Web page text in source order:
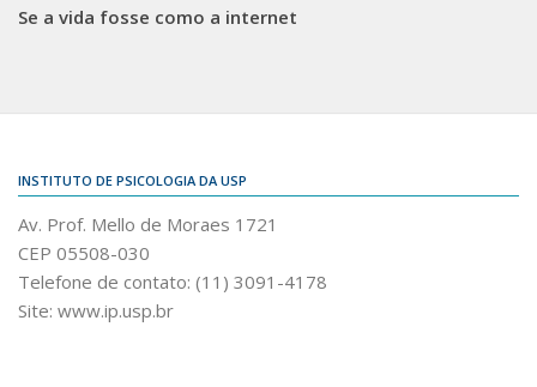
Se a vida fosse como a internet
INSTITUTO DE PSICOLOGIA DA USP
Av. Prof. Mello de Moraes 1721
CEP 05508-030
Telefone de contato: (11) 3091-4178
Site: www.ip.usp.br